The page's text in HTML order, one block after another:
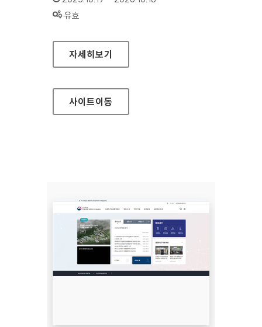
상태 :
유효
인사혁신처 대표
자세히보기
사이트이동